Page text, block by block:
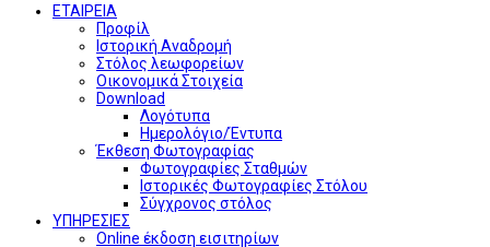
ΕΤΑΙΡΕΙΑ
Προφίλ
Ιστορική Αναδρομή
Στόλος λεωφορείων
Οικονομικά Στοιχεία
Download
Λογότυπα
Ημερολόγιο/Έντυπα
Έκθεση Φωτογραφίας
Φωτογραφίες Σταθμών
Ιστορικές Φωτογραφίες Στόλου
Σύγχρονος στόλος
ΥΠΗΡΕΣΙΕΣ
Online έκδοση εισιτηρίων